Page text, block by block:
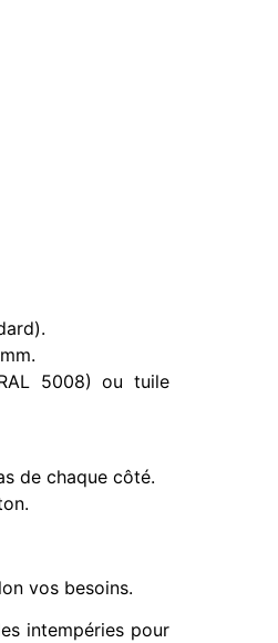
5008) ou tuile
de chaque côté.
vos besoins.
intempéries pour